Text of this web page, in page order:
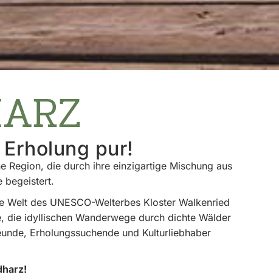
pur!
Region, die durch ihre einzigartige Mischung aus
begeistert.
des UNESCO-Welterbes Kloster Walkenried
die idyllischen Wanderwege durch dichte Wälder
Erholungssuchende und Kulturliebhaber